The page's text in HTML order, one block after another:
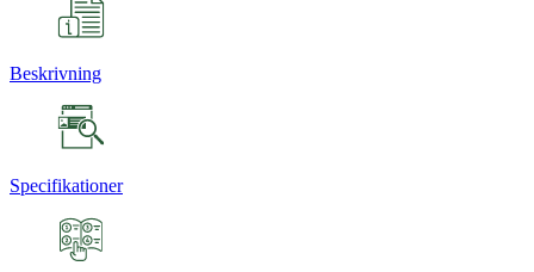
Beskrivning
Specifikationer